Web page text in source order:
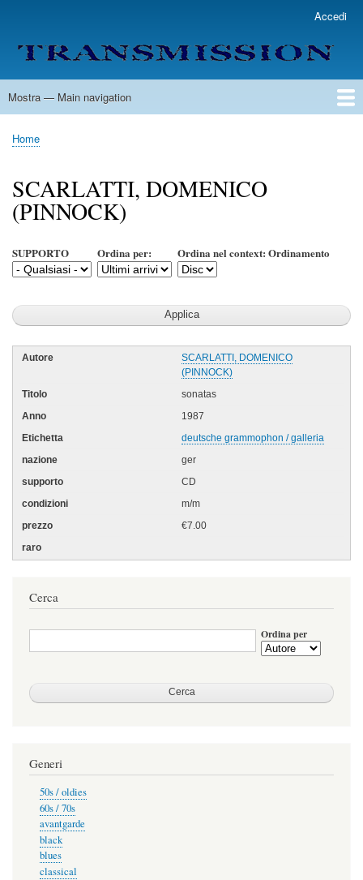
contenuto
principale
account
menu
Accedi
Main
Mostra — Main navigation
Home
Lista Autori
Contatti
Spedizione & Consegna
Legenda
Condizioni per l'uso
Briciole
pane
Home
SCARLATTI, DOMENICO
(PINNOCK)
SUPPORTO Ordina per: Ordina nel context: Ordinamento
SCARLATTI, DOMENICO
(PINNOCK)
sonatas
1987
deutsche grammophon / galleria
ger
CD
m/m
€7.00
Cerca
Ordina per
Generi
50s / oldies
60s / 70s
avantgarde
black
blues
classical